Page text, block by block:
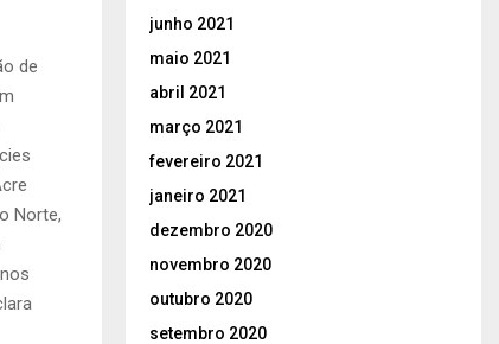
de
Norte,
junho 2021
maio 2021
abril 2021
março 2021
fevereiro 2021
janeiro 2021
dezembro 2020
novembro 2020
outubro 2020
setembro 2020